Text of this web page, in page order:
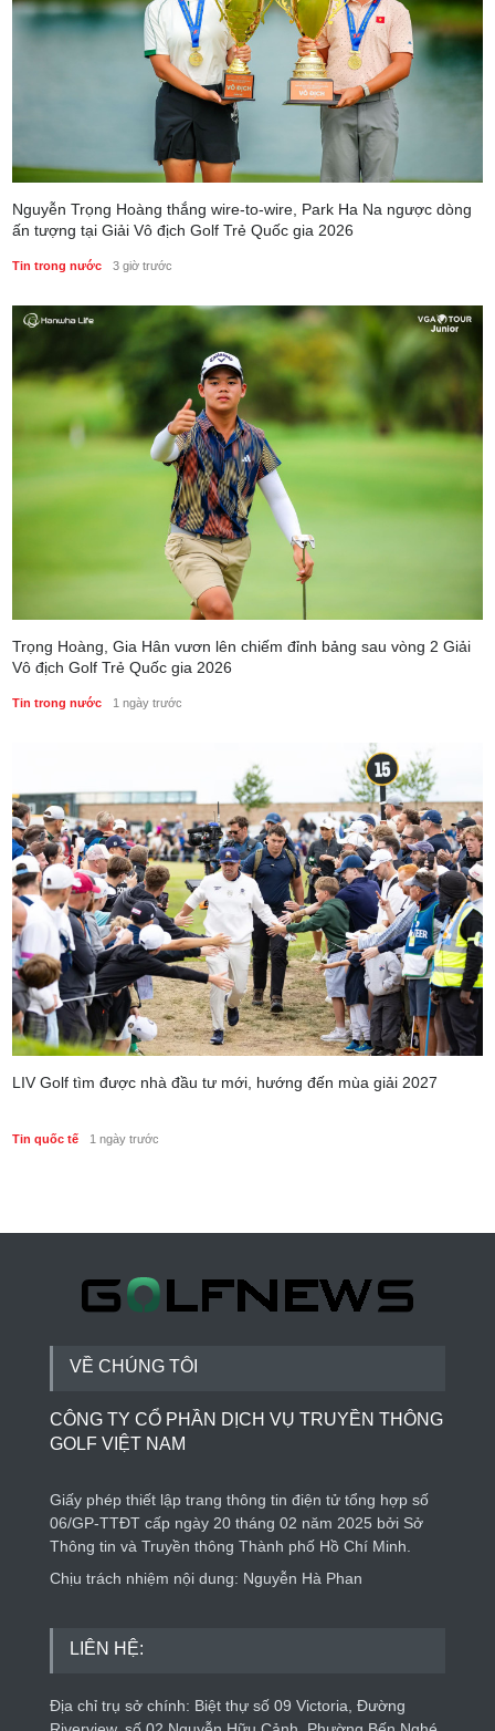
Nguyễn Trọng Hoàng thắng wire-to-wire, Park Ha Na ngược dòng
ấn tượng tại Giải Vô địch Golf Trẻ Quốc gia 2026
Tin trong nước 3 giờ trước
Trọng Hoàng, Gia Hân vươn lên chiếm đỉnh bảng sau vòng 2 Giải
Vô địch Golf Trẻ Quốc gia 2026
Tin trong nước 1 ngày trước
LIV Golf tìm được nhà đầu tư mới, hướng đến mùa giải 2027
Tin quốc tế 1 ngày trước
VỀ CHÚNG TÔI
CÔNG TY CỔ PHẦN DỊCH VỤ TRUYỀN THÔNG
GOLF VIỆT NAM
Giấy phép thiết lập trang thông tin điện tử tổng hợp số
06/GP-TTĐT cấp ngày 20 tháng 02 năm 2025 bởi Sở
Thông tin và Truyền thông Thành phố Hồ Chí Minh.
Chịu trách nhiệm nội dung: Nguyễn Hà Phan
LIÊN HỆ:
Địa chỉ trụ sở chính: Biệt thự số 09 Victoria, Đường